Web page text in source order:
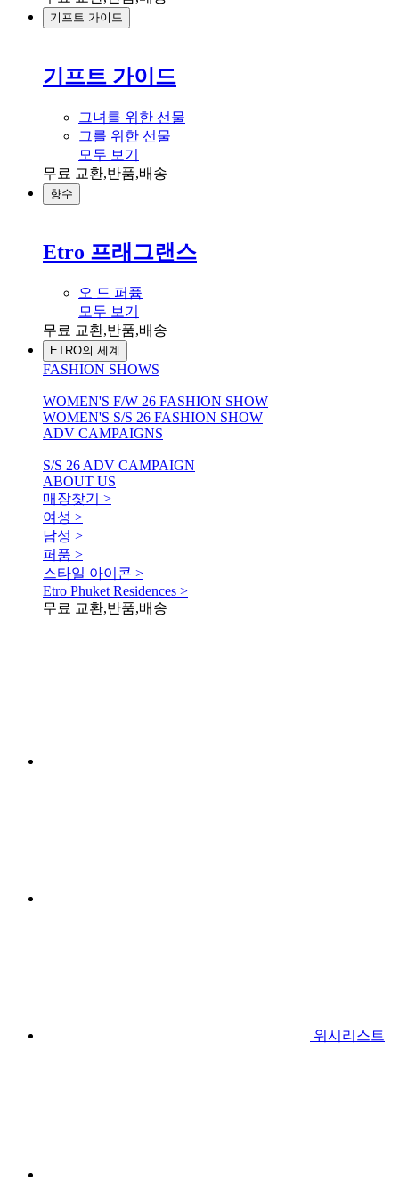
기프트 가이드
기프트 가이드
그녀를 위한 선물
그를 위한 선물
모두 보기
무료 교환,반품,배송
향수
Etro 프래그랜스
오 드 퍼퓸
모두 보기
무료 교환,반품,배송
ETRO의 세계
FASHION SHOWS
WOMEN'S F/W 26 FASHION SHOW
WOMEN'S S/S 26 FASHION SHOW
ADV CAMPAIGNS
S/S 26 ADV CAMPAIGN
ABOUT US
매장찾기 >
여성 >
남성 >
퍼품 >
스타일 아이콘 >
Etro Phuket Residences >
무료 교환,반품,배송
위시리스트